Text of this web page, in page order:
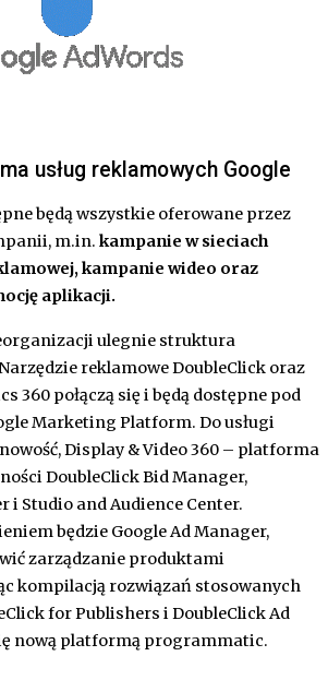
usług reklamowych Google
będą wszystkie oferowane przez
m.in. kampanie w sieciach
kampanie wideo oraz
aplikacji.
ulegnie struktura
reklamowe DoubleClick oraz
360 połączą się i będą dostępne pod
Marketing Platform. Do usługi
Display & Video 360 – platforma
DoubleClick Bid Manager,
i Studio and Audience Center.
będzie Google Ad Manager,
zarządzanie produktami
kompilacją rozwiązań stosowanych
for Publishers i DoubleClick Ad
nową platformą programmatic.